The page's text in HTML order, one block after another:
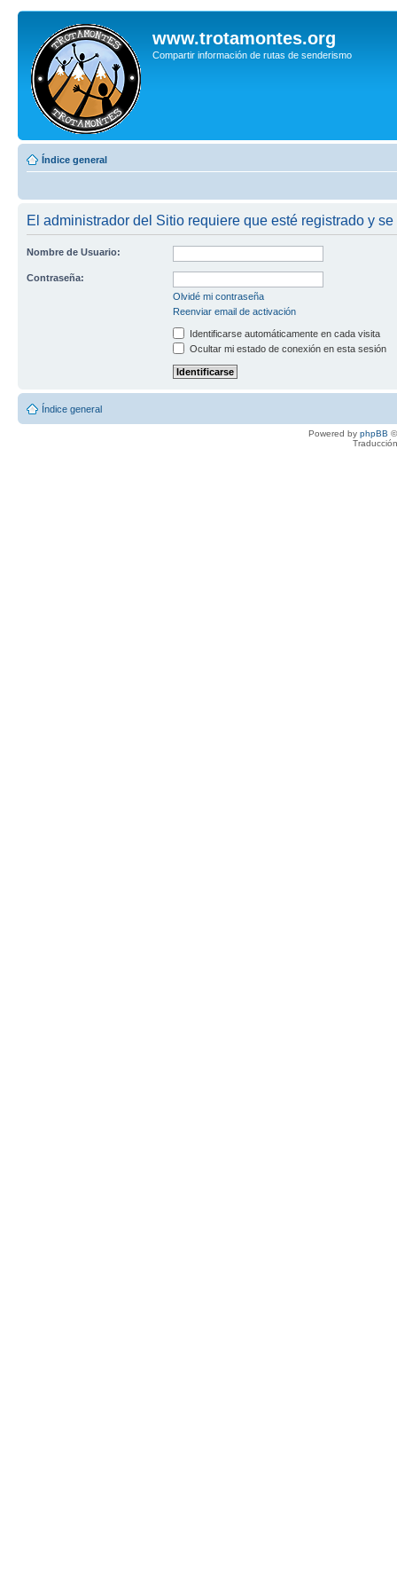
www.trotamontes.org
Compartir información de rutas de senderismo
Índice general
El administrador del Sitio requiere que esté registrado y
Nombre de Usuario:
Contraseña:
Olvidé mi contraseña
Reenviar email de activación
Identificarse automáticamente en cada visita
Ocultar mi estado de conexión en esta sesión
Índice general
Powered by phpBB